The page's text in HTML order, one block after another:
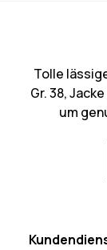
Tolle
Gr. 38,
um